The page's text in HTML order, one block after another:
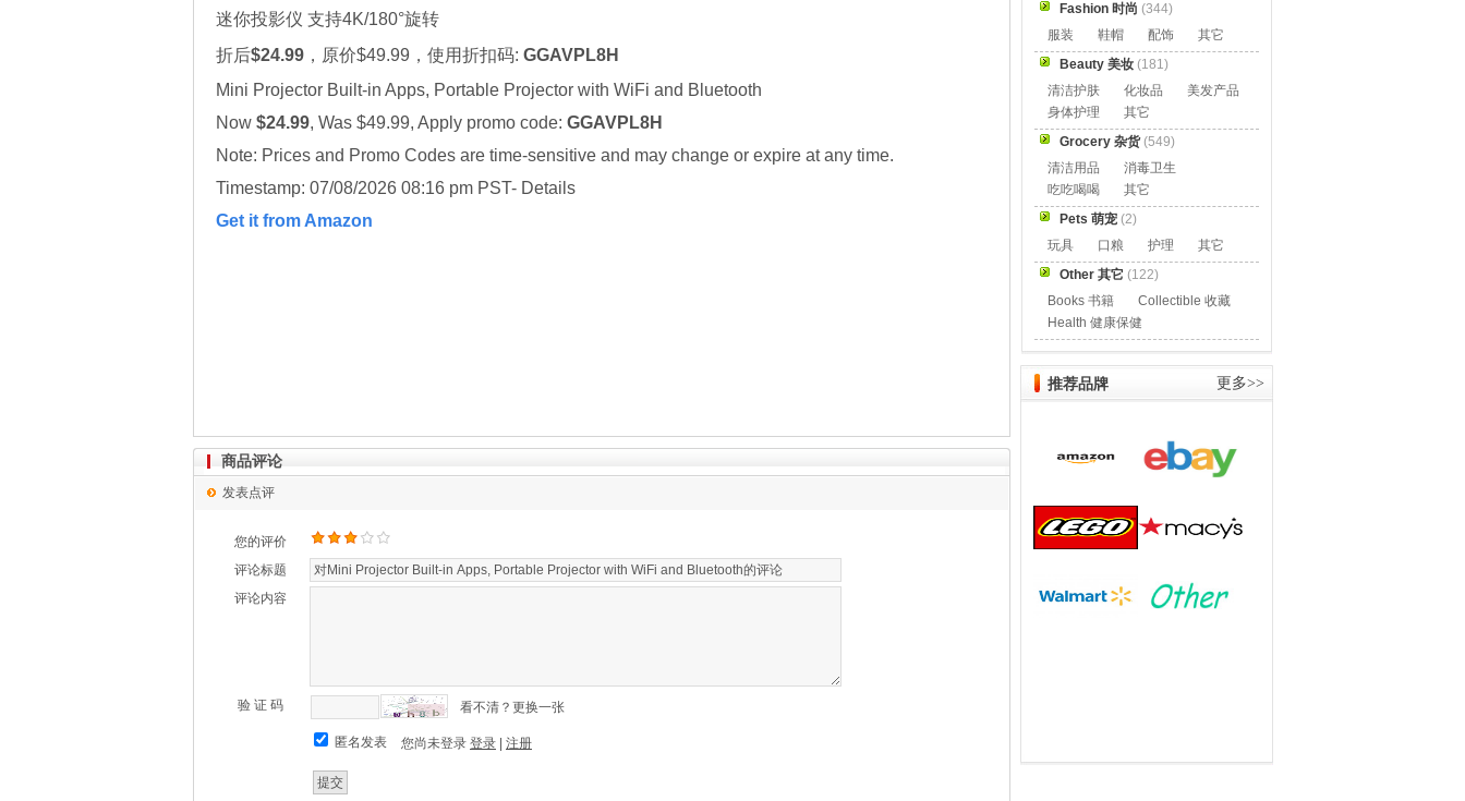
迷你投影仪 支持4K/180°旋转
折后$24.99 ，原价$49.99，使用折扣码: GGAVPL8H
Mini Projector Built-in Apps, Portable Projector with WiFi and Bluetooth
Now $24.99, Was $49.99, Apply promo code: GGAVPL8H
Note: Prices and Promo Codes are time-sensitive and may change or expire at any time.
Timestamp: 07/08/2026 08:16 pm PST- Details
Get it from Amazon
商品评论
发表点评
您的评价
评论标题
评论内容
验 证 码 看不清？更换一张
匿名发表 您尚未登录 登录 注册
Fashion 时尚 (344)
服装
鞋帽 配饰
其它
Beauty 美妆 (181)
清洁护肤
化妆品
美发产品
身体护理
其它
Grocery 杂货(549)
清洁用品
消毒卫生
吃吃喝喝
其它
Pets 萌宠 (2)
玩具
口粮 护理
其它
Other 其它 (122)
Books 书籍
Collectible 收藏
Health 健康保健
推荐品牌 更多>>